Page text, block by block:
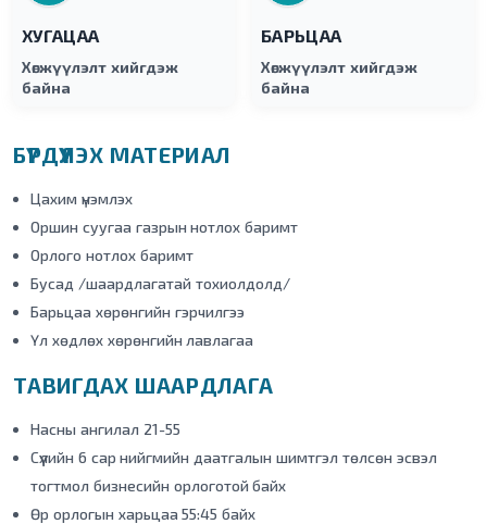
ХУГАЦАА
Хөгжүүлэлт хийгдэж
байна
БАРЬЦАА
Хөгжүүлэлт хийгдэж
байна
БҮРДҮҮЛЭХ МАТЕРИАЛ
Цахим үнэмлэх
Оршин суугаа газрын нотлох баримт
Орлого нотлох баримт
Бусад /шаардлагатай тохиолдолд/
Барьцаа хөрөнгийн гэрчилгээ
Үл хөдлөх хөрөнгийн лавлагаа
ТАВИГДАХ ШААРДЛАГА
Насны ангилал 21-55
Сүүлийн 6 сар нийгмийн даатгалын шимтгэл төлсөн эсвэл
тогтмол бизнесийн орлоготой байх
Өр орлогын харьцаа 55:45 байх